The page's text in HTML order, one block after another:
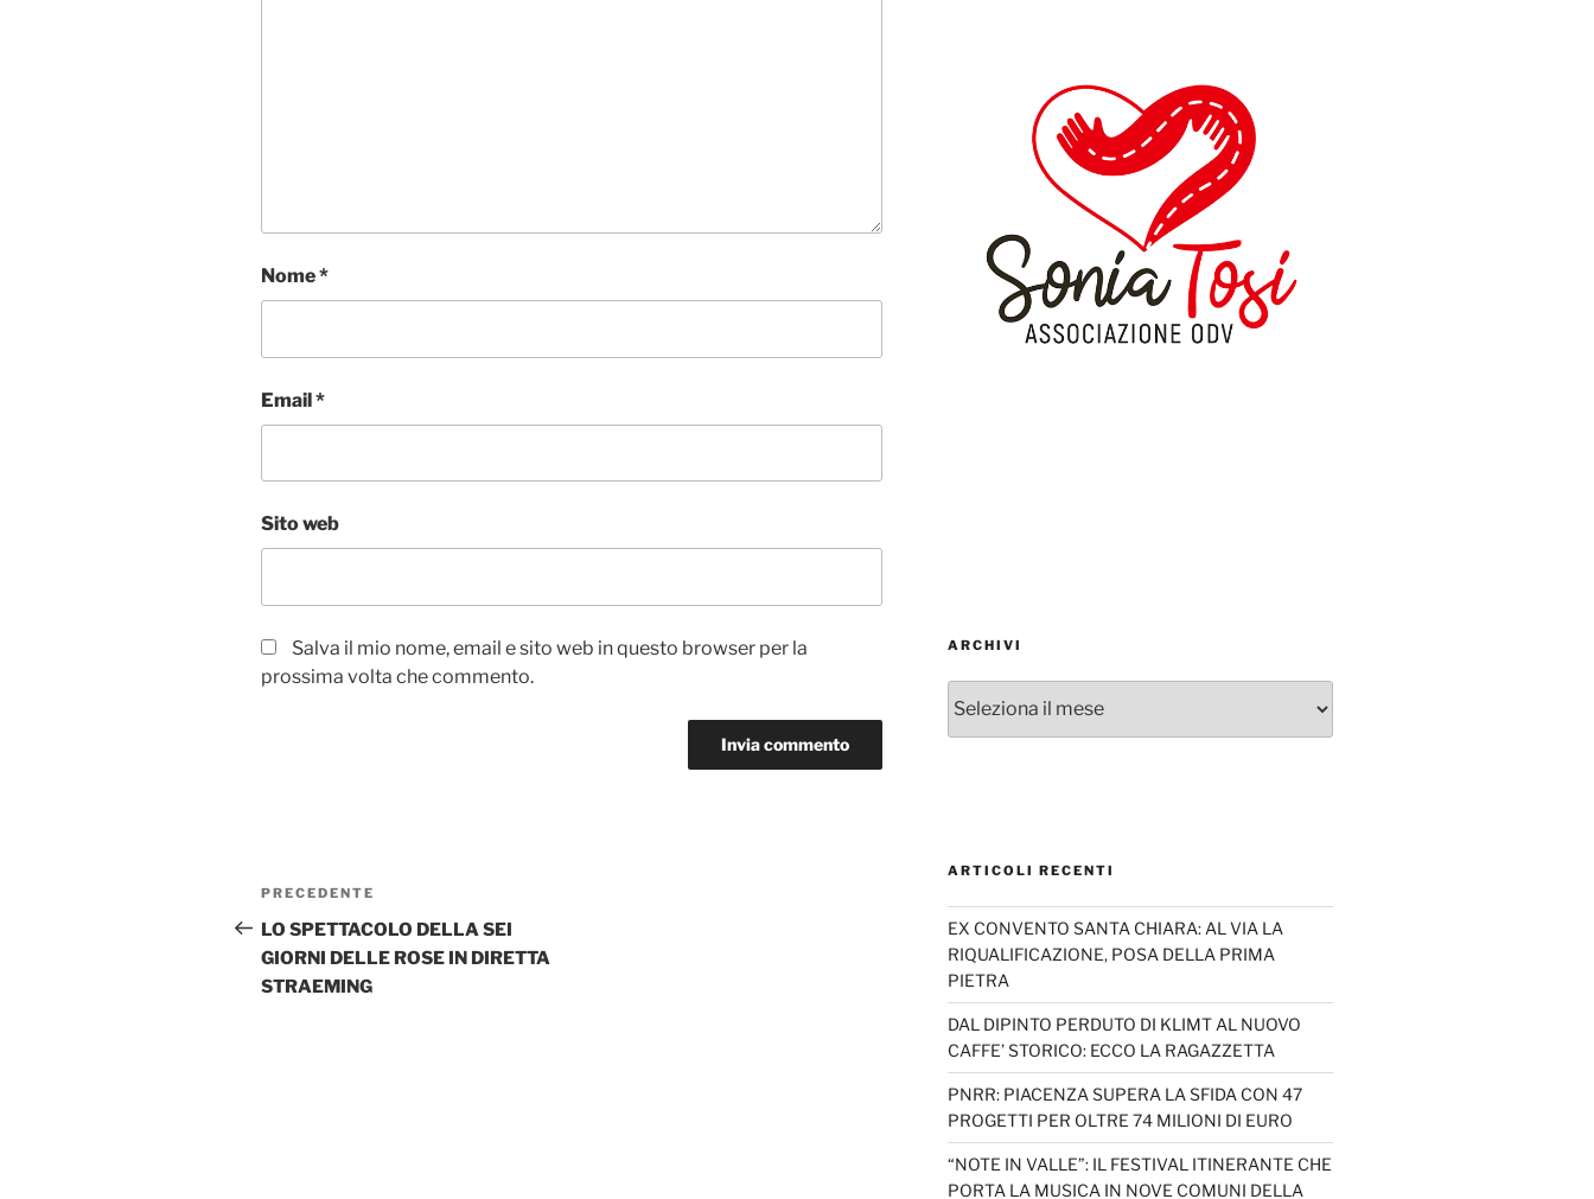
Nome*
Email*
Sito web
Salva il mio nome, email e sito web in questo browser per la
prossima volta che commento.
Navigazione
articoli
Articolo
precedente:
PRECEDENTE
LO SPETTACOLO DELLA SEI
GIORNI DELLE ROSE IN DIRETTA
STRAEMING
ARCHIVI
ARTICOLI RECENTI
EX CONVENTO SANTA CHIARA: AL VIA LA
RIQUALIFICAZIONE, POSA DELLA PRIMA
PIETRA
DAL DIPINTO PERDUTO DI KLIMT AL NUOVO
CAFFE’ STORICO: ECCO LA RAGAZZETTA
PNRR: PIACENZA SUPERA LA SFIDA CON 47
PROGETTI PER OLTRE 74 MILIONI DI EURO
“NOTE IN VALLE”: IL FESTIVAL ITINERANTE CHE
PORTA LA MUSICA IN NOVE COMUNI DELLA